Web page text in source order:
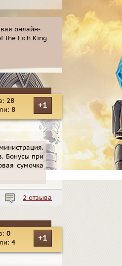
онлайн-
the Lich King
+1
28
8
Бонусы при
сумочка
2 отзыва
+1
0
4